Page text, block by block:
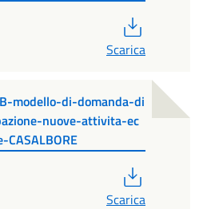
Scarica
modello-di-domanda-di
nuove-attivita-ec
CASALBORE
Scarica